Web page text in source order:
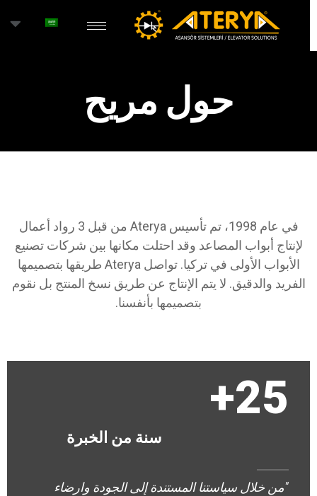
حول مريح
في عام 1998، تم تأسيس Aterya من قبل 3 رواد أعمال
لإنتاج أبواب المصاعد وقد احتلت مكانها بين شركات تصنيع
الأبواب الأولى في تركيا. تواصل Aterya طريقها بتصميمها
الفريد والدقيق. لا يتم الإنتاج عن طريق نسخ المنتج بل نقوم
بتصميمها بأنفسنا.
25+
سنة من الخبرة
"من خلال سياستنا المستندة إلى الجودة وارضاء